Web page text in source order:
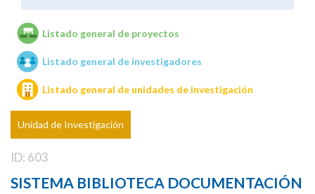
Unidades de investigación
Listado general de proyectos
Listado general de investigadores
Listado general de unidades de investigación
Unidad de Investigación
ID: 603
SISTEMA BIBLIOTECA DOCUMENTACIÓN